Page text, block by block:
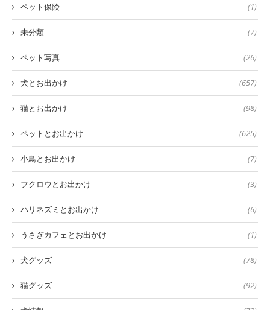
ペット保険 (1)
未分類 (7)
ペット写真 (26)
犬とお出かけ (657)
猫とお出かけ (98)
ペットとお出かけ (625)
小鳥とお出かけ (7)
フクロウとお出かけ (3)
ハリネズミとお出かけ (6)
うさぎカフェとお出かけ (1)
犬グッズ (78)
猫グッズ (92)